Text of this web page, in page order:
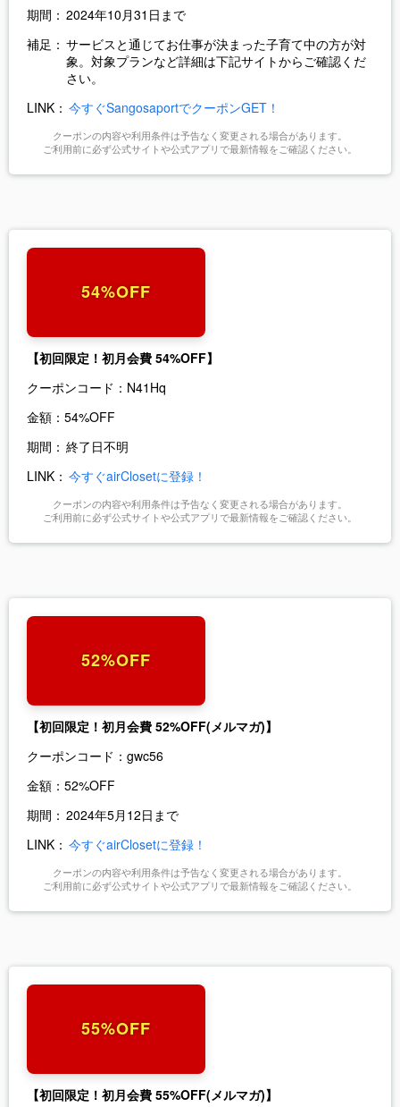
期間： 2024年10月31日まで
補足： サービスと通じてお仕事が決まった子育て中の方が対
象。対象プランなど詳細は下記サイトからご確認くだ
さい。
LINK： 今すぐSangosaportでクーポンGET！
クーポンの内容や利用条件は予告なく変更される場合があります。
ご利用前に必ず公式サイトや公式アプリで最新情報をご確認ください。
54%OFF
【初回限定！初月会費 54%OFF】
クーポンコード： N41Hq
金額： 54%OFF
期間： 終了日不明
LINK： 今すぐairClosetに登録！
クーポンの内容や利用条件は予告なく変更される場合があります。
ご利用前に必ず公式サイトや公式アプリで最新情報をご確認ください。
52%OFF
【初回限定！初月会費 52%OFF(メルマガ)】
クーポンコード： gwc56
金額： 52%OFF
期間： 2024年5月12日まで
LINK： 今すぐairClosetに登録！
クーポンの内容や利用条件は予告なく変更される場合があります。
ご利用前に必ず公式サイトや公式アプリで最新情報をご確認ください。
55%OFF
【初回限定！初月会費 55%OFF(メルマガ)】